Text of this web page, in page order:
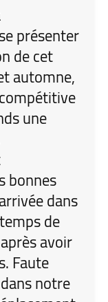
présenter
de cet
automne,
une
bonnes
dans
de
avoir
Faute
notre